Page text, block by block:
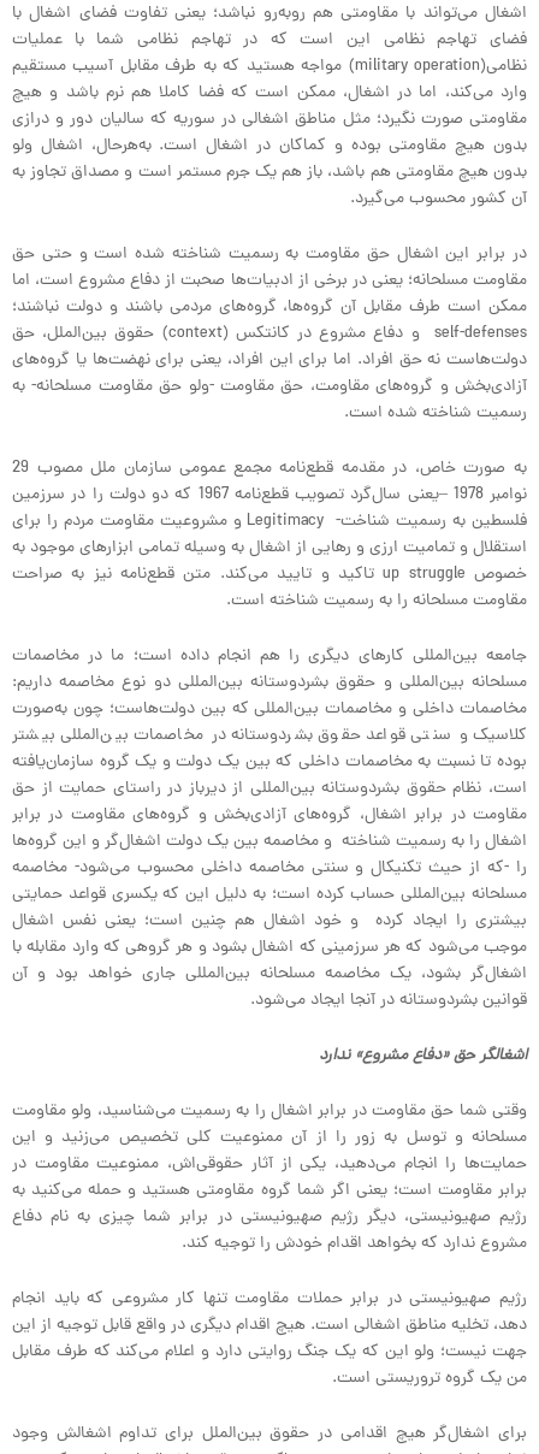
اشغال می‌تواند با مقاومتی هم روبه‌رو نباشد؛ یعنی تفاوت فضای اشغال با
فضای تهاجم نظامی این است که در تهاجم نظامی شما با عملیات
نظامی(military operation) مواجه هستید که به طرف مقابل آسیب مستقیم
وارد می‌کند، اما در اشغال، ممکن است که فضا کاملا هم نرم باشد و هیچ
مقاومتی صورت نگیرد؛ مثل مناطق اشغالی در سوریه که سالیان دور و درازی
بدون هیچ مقاومتی بوده و کماکان در اشغال است. به‌هرحال، اشغال ولو
بدون هیچ مقاومتی هم باشد، باز هم یک جرم مستمر است و مصداق تجاوز به
آن کشور محسوب می‌گیرد.
در برابر این اشغال حق مقاومت به رسمیت شناخته شده است و حتی حق
مقاومت مسلحانه؛ یعنی در برخی از ادبیات‌ها صحبت از دفاع مشروع است، اما
ممکن است طرف مقابل آن گروه‌ها، گروه‌های مردمی باشند و دولت نباشند؛
self-defenses و دفاع مشروع در کانتکس (context) حقوق بین‌الملل، حق
دولت‌هاست نه حق افراد. اما برای این افراد، یعنی برای نهضت‌ها یا گروه‌های
آزادی‌بخش و گروه‌های مقاومت، حق مقاومت -ولو حق مقاومت مسلحانه- به
رسمیت شناخته شده است.
به صورت خاص، در مقدمه قطع‌نامه مجمع عمومی سازمان ملل مصوب 29
نوامبر 1978 –یعنی سال‌گرد تصویب قطع‌نامه 1967 که دو دولت را در سرزمین
فلسطین به رسمیت شناخت- Legitimacy و مشروعیت مقاومت مردم را برای
استقلال و تمامیت ارزی و رهایی از اشغال به وسیله تمامی ابزارهای موجود به
خصوص up struggle تاکید و تایید می‌کند. متن قطع‌نامه نیز به صراحت
مقاومت مسلحانه را به رسمیت شناخته است.
جامعه بین‌المللی کارهای دیگری را هم انجام داده است؛ ما در مخاصمات
مسلحانه بین‌المللی و حقوق بشردوستانه بین‌المللی دو نوع مخاصمه داریم:
مخاصمات داخلی و مخاصمات بین‌المللی که بین دولت‌هاست؛ چون به‌صورت
کلاسیک و سنتی قواعد حقوق بشردوستانه در مخاصمات بین‌المللی بیشتر
بوده تا نسبت به مخاصمات داخلی که بین یک دولت و یک گروه سازمان‌یافته
است، نظام حقوق بشردوستانه بین‌المللی از دیرباز در راستای حمایت از حق
مقاومت در برابر اشغال، گروه‌های آزادی‌بخش و گروه‌های مقاومت در برابر
اشغال را به رسمیت شناخته و مخاصمه بین یک دولت اشغال‌گر و این گروه‌ها
را -که از حیث تکنیکال و سنتی مخاصمه داخلی محسوب می‌شود- مخاصمه
مسلحانه بین‌المللی حساب کرده است؛ به دلیل این که یکسری قواعد حمایتی
بیشتری را ایجاد کرده و خود اشغال هم چنین است؛ یعنی نفس اشغال
موجب می‌شود که هر سرزمینی که اشغال بشود و هر گروهی که وارد مقابله با
اشغال‌گر بشود، یک مخاصمه مسلحانه بین‌المللی جاری خواهد بود و آن
قوانین بشردوستانه در آنجا ایجاد می‌شود.
اشغالگر حق «دفاع مشروع» ندارد
وقتی شما حق مقاومت در برابر اشغال را به رسمیت می‌شناسید، ولو مقاومت
مسلحانه و توسل به زور را از آن ممنوعیت کلی تخصیص می‌زنید و این
حمایت‌ها را انجام می‌دهید، یکی از آثار حقوقی‌اش، ممنوعیت مقاومت در
برابر مقاومت است؛ یعنی اگر شما گروه مقاومتی هستید و حمله می‌کنید به
رژیم صهیونیستی، دیگر رژیم صهیونیستی در برابر شما چیزی به نام دفاع
مشروع ندارد که بخواهد اقدام خودش را توجیه کند.
رژیم صهیونیستی در برابر حملات مقاومت تنها کار مشروعی که باید انجام
دهد، تخلیه مناطق اشغالی است. هیچ اقدام دیگری در واقع قابل توجیه از این
جهت نیست؛ ولو این که یک جنگ روایتی دارد و اعلام می‌کند که طرف مقابل
من یک گروه تروریستی است.
برای اشغال‌گر هیچ اقدامی در حقوق بین‌الملل برای تداوم اشغالش وجود